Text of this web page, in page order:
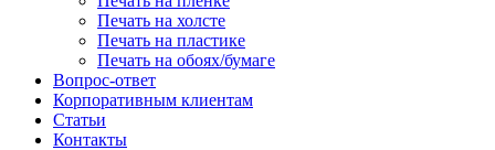
Печать на холсте
Печать на пластике
Печать на обоях/бумаге
Вопрос-ответ
Корпоративным клиентам
Статьи
Контакты